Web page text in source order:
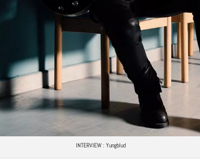
INTERVIEW: Yungblud